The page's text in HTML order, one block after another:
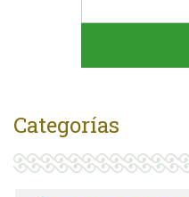
Categorías